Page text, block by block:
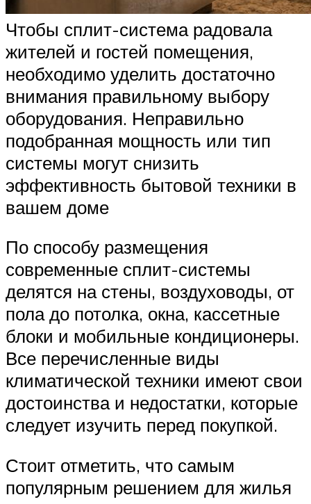
Чтобы сплит-система радовала
жителей и гостей помещения,
необходимо уделить достаточно
внимания правильному выбору
оборудования. Неправильно
подобранная мощность или тип
системы могут снизить
эффективность бытовой техники в
вашем доме
По способу размещения
современные сплит-системы
делятся на стены, воздуховоды, от
пола до потолка, окна, кассетные
блоки и мобильные кондиционеры.
Все перечисленные виды
климатической техники имеют свои
достоинства и недостатки, которые
следует изучить перед покупкой.
Стоит отметить, что самым
популярным решением для жилья